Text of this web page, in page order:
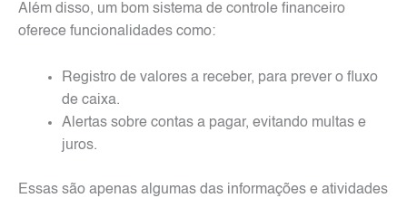
Além disso, um bom sistema de controle financeiro
oferece funcionalidades como:
Registro de valores a receber, para prever o fluxo
de caixa.
Alertas sobre contas a pagar, evitando multas e
juros.
Essas são apenas algumas das informações e atividades